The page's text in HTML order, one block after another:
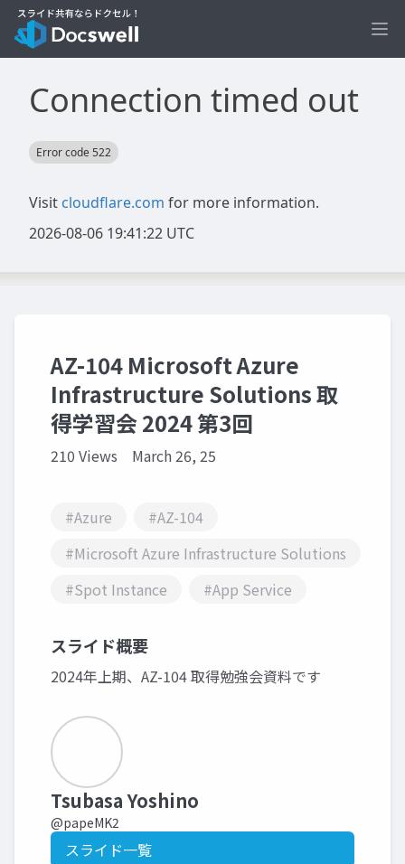
AZ-104 Microsoft Azure
Infrastructure Solutions 取
得学習会 2024 第3回
210 Views March 26, 25
#Azure
#AZ-104
#Microsoft Azure Infrastructure Solutions
#Spot Instance
#App Service
スライド概要
2024年上期、AZ-104 取得勉強会資料です
Tsubasa Yoshino
@papeMK2
スライド一覧